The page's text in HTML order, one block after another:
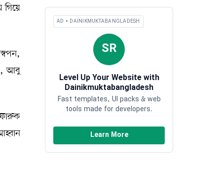
গিয়ে
আবু
AD • DAINIKMUKTABANGLADESH
SR
Level Up Your Website with
Dainikmuktabangladesh
Fast templates, UI packs & web
tools made for developers.
Learn More